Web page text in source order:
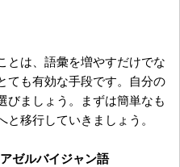
とは、語彙を増やすだけでな
ても有効な手段です。自分の
びましょう。まずは簡単なも
移行していきましょう。
ゼルバイジャン語